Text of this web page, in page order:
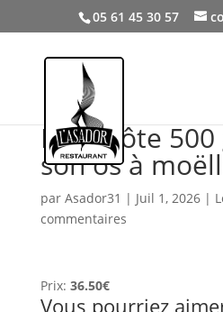
05 61 45 30 57
Entrecôte
son os à
par Asador31 | Juil 1, 2026|
commentaires
Prix: 36.50€
Vous pourriez